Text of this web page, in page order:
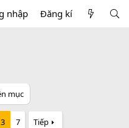
nhập Đăng kí
mục
3 7 Tiếp